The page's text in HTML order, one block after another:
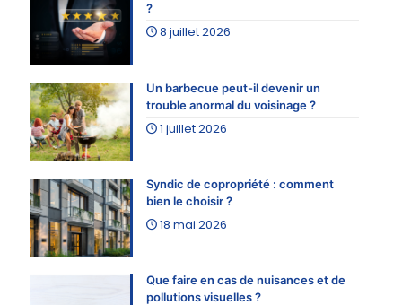
?
8 juillet 2026
Un barbecue peut-il devenir un
trouble anormal du voisinage ?
1 juillet 2026
Syndic de copropriété : comment
bien le choisir ?
18 mai 2026
Que faire en cas de nuisances et de
pollutions visuelles ?